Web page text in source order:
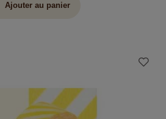
Ajouter au panier